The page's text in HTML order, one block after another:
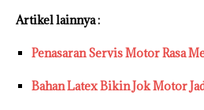
Artikel lainnya :
Penasaran Servis Motor Rasa
Bahan Latex Bikin Jok Motor